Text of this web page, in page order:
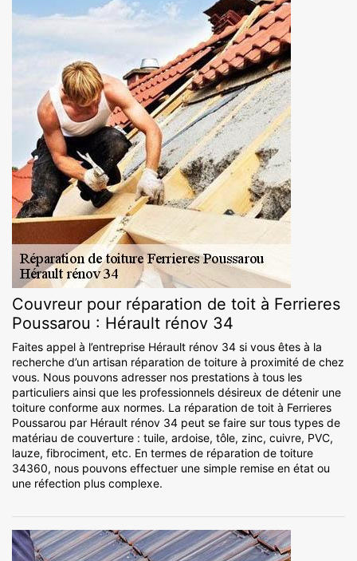
Couvreur pour réparation de toit à Ferrieres
Poussarou : Hérault rénov 34
Faites appel à l’entreprise Hérault rénov 34 si vous êtes à la
recherche d’un artisan réparation de toiture à proximité de chez
vous. Nous pouvons adresser nos prestations à tous les
particuliers ainsi que les professionnels désireux de détenir une
toiture conforme aux normes. La réparation de toit à Ferrieres
Poussarou par Hérault rénov 34 peut se faire sur tous types de
matériau de couverture : tuile, ardoise, tôle, zinc, cuivre, PVC,
lauze, fibrociment, etc. En termes de réparation de toiture
34360, nous pouvons effectuer une simple remise en état ou
une réfection plus complexe.